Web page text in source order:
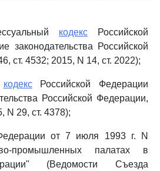
кодекс Российской
законодательства Российской
ст. 4532; 2015, N 14, ст. 2022);
кодексРоссийской Федерации
Российской Федерации,
N 29, ст. 4378);
от 7 июля 1993 г. N
промышленных палатах в
(Ведомости Съезда